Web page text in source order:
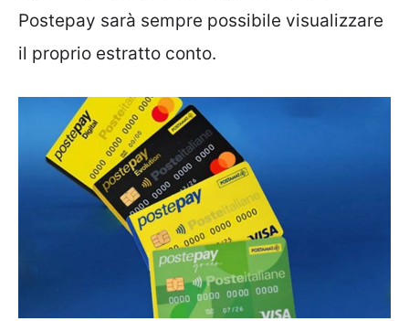
Postepay sarà sempre possibile visualizzare
il proprio estratto conto.